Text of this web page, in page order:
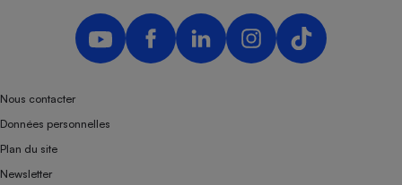
Nous contacter
Données personnelles
Plan du site
Newsletter